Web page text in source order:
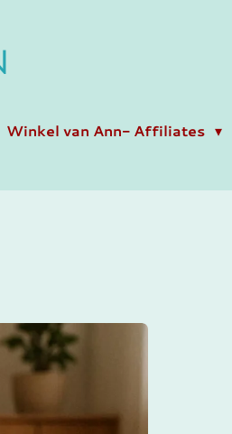
Winkel van Ann- Affiliates